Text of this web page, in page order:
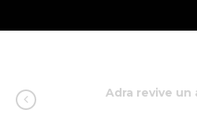
Adra revive un